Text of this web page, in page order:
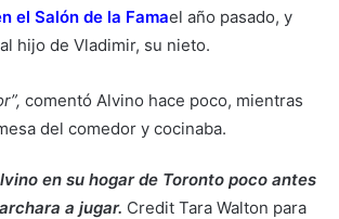
el Salón de la Famael año pasado, y
hijo de Vladimir, su nieto.
comentó Alvino hace poco, mientras
del comedor y cocinaba.
en su hogar de Toronto poco antes
a jugar. Credit Tara Walton para